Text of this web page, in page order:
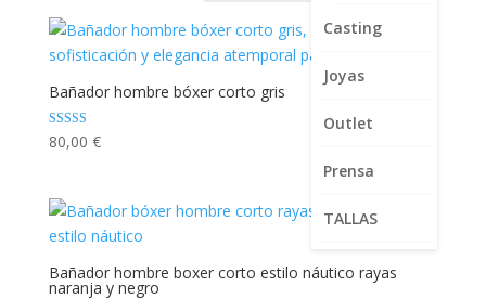
Casting
Joyas
Outlet
Prensa
TALLAS
Bañador hombre bóxer corto gris
Valorado con
5.00
80,00 €
Bañador hombre boxer corto estilo náutico rayas
naranja y negro